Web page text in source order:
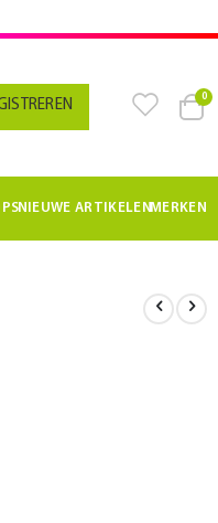
Cart
0
NIEUWE ARTIKELENMERKEN